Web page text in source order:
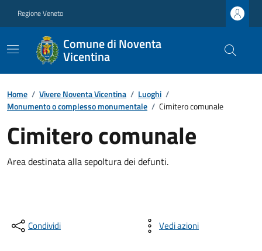
Regione Veneto
Comune di Noventa
Vicentina
Home / Vivere Noventa Vicentina / Luoghi /
Monumento o complesso monumentale / Cimitero comunale
Cimitero comunale
Area destinata alla sepoltura dei defunti.
Condividi Vedi azioni